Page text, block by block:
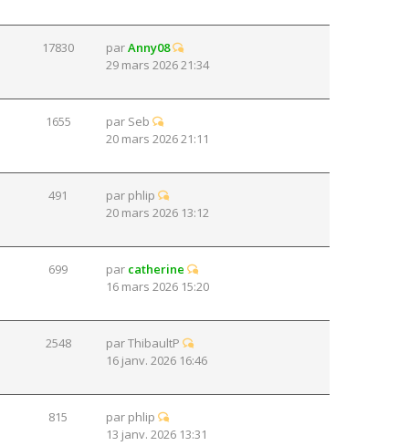
17830 parAnny08
29 mars 2026 21:34
1655 par Seb
20 mars 2026 21:11
491 par phlip
20 mars 2026 13:12
699 par catherine
16 mars 2026 15:20
2548 parThibaultP
16 janv. 2026 16:46
815 par phlip
13 janv. 2026 13:31